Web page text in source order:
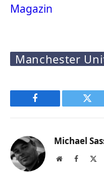
Magazin
Manchester
Facebook
Michael
WebsiteFacebook